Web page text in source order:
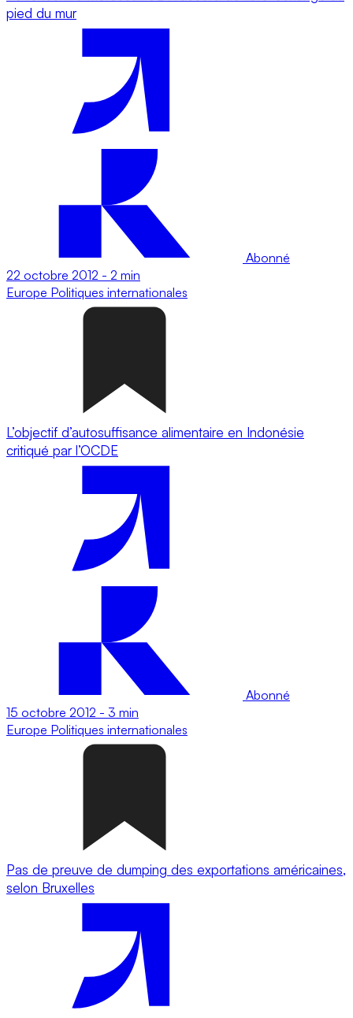
pied du mur
Abonné
22 octobre 2012 - 2 min
Europe Politiques internationales
L’objectif d’autosuffisance alimentaire en Indonésie
critiqué par l’OCDE
Abonné
15 octobre 2012 - 3 min
Europe Politiques internationales
Pas de preuve de dumping des exportations américaines,
selon Bruxelles